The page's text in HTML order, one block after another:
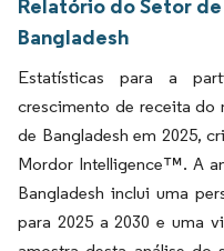
Relatório do Setor
Bangladesh
Estatísticas para a
crescimento de receita do
de Bangladesh em 2025,
Mordor Intelligence™. A
Bangladesh inclui uma
para 2025 a 2030 e uma